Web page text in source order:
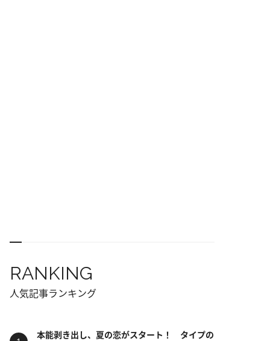
RANKING
人気記事ランキング
本能剥き出し、夏の恋がスタート！ タイプの